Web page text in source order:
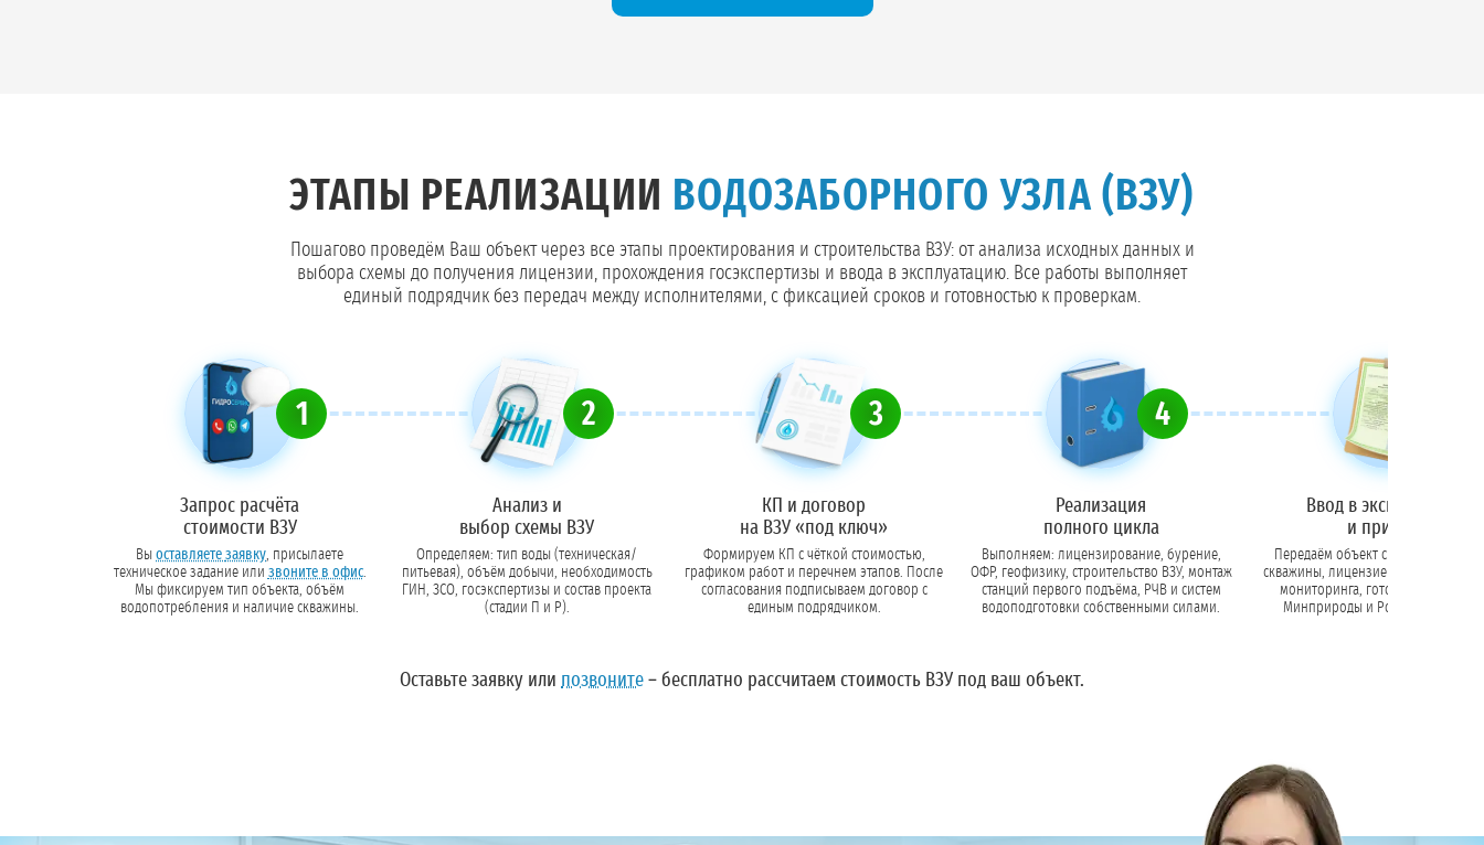
ЭТАПЫ РЕАЛИЗАЦИИ ВОДОЗАБОРНОГО УЗЛА (ВЗУ)
Пошагово проведём Ваш объект через все этапы проектирования и строительства ВЗУ: от анализа исходных данных и
выбора схемы до получения лицензии, прохождения госэкспертизы и ввода в эксплуатацию. Все работы выполняет
единый подрядчик без передач между исполнителями, с фиксацией сроков и готовностью к проверкам.
1
Запрос расчёта
стоимости ВЗУ
Вы оставляете заявку, присылаете
техническое задание или звоните в офис.
Мы фиксируем тип объекта, объём
водопотребления и наличие скважины.
2
Анализ и
выбор схемы ВЗУ
Определяем: тип воды (техническая/
питьевая), объём добычи, необходимость
ГИН, ЗСО, госэкспертизы и состав проекта
(стадии П и Р).
3
КП и договор
на ВЗУ «под ключ»
Формируем КП с чёткой стоимостью,
графиком работ и перечнем этапов. После
согласования подписываем договор с
единым подрядчиком.
4
Реализация
полного цикла
Выполняем: лицензирование, бурение,
ОФР, геофизику, строительство ВЗУ, монтаж
станций первого подъёма, РЧВ и систем
водоподготовки собственными силами.
Ввод в эксплуатацию
и приёмка
Передаём объект с актами,
скважины, лицензией, ЗСО и
мониторинга, готоыми к проверкам
Минприроды и
Оставьте заявку или позвоните – бесплатно рассчитаем стоимость ВЗУ под ваш объект.